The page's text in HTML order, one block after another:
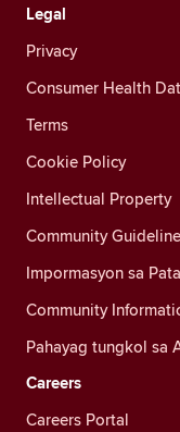
Legal
Privacy
Consumer Health
Terms
Cookie Policy
Intellectual Property
Community
Impormasyon sa
Community
Pahayag tungkol sa
Careers
Careers Portal